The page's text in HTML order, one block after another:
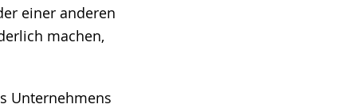
einer anderen
machen,
Unternehmens